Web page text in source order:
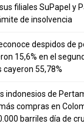
filiales SuPapel y
de insolvencia
despidos de
15,6% en el
cayeron 55,78%
indonesios de
compras en
barriles día de